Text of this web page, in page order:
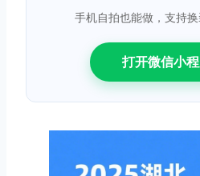
手机自拍也能做，支持
打开微信小